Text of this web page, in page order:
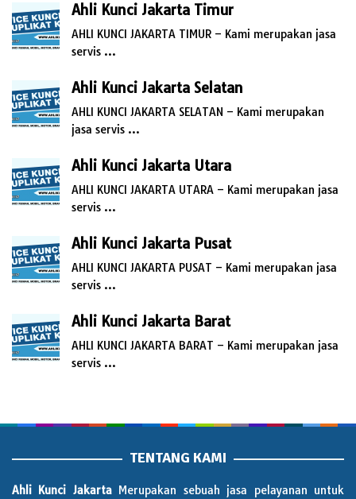
Ahli Kunci Jakarta Timur
AHLI KUNCI JAKARTA TIMUR – Kami merupakan jasa
servis …
Ahli Kunci Jakarta Selatan
AHLI KUNCI JAKARTA SELATAN – Kami merupakan
jasa servis …
Ahli Kunci Jakarta Utara
AHLI KUNCI JAKARTA UTARA – Kami merupakan jasa
servis …
Ahli Kunci Jakarta Pusat
AHLI KUNCI JAKARTA PUSAT – Kami merupakan jasa
servis …
Ahli Kunci Jakarta Barat
AHLI KUNCI JAKARTA BARAT – Kami merupakan jasa
servis …
TENTANG KAMI
Ahli Kunci JakartaMerupakan sebuah jasa pelayanan untuk